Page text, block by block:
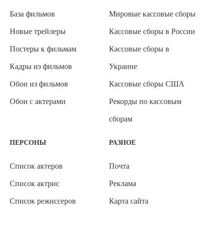
База фильмов
Новые трейлеры
Постеры к фильмам
Кадры из фильмов
Обои из фильмов
Обои с актерами
Мировые кассовые сборы
Кассовые сборы в России
Кассовые сборы в
Украине
Кассовые сборы США
Рекорды по кассовым
сборам
ПЕРСОНЫ
Список актеров
Список актрис
Список режиссеров
РАЗНОЕ
Почта
Реклама
Карта сайта